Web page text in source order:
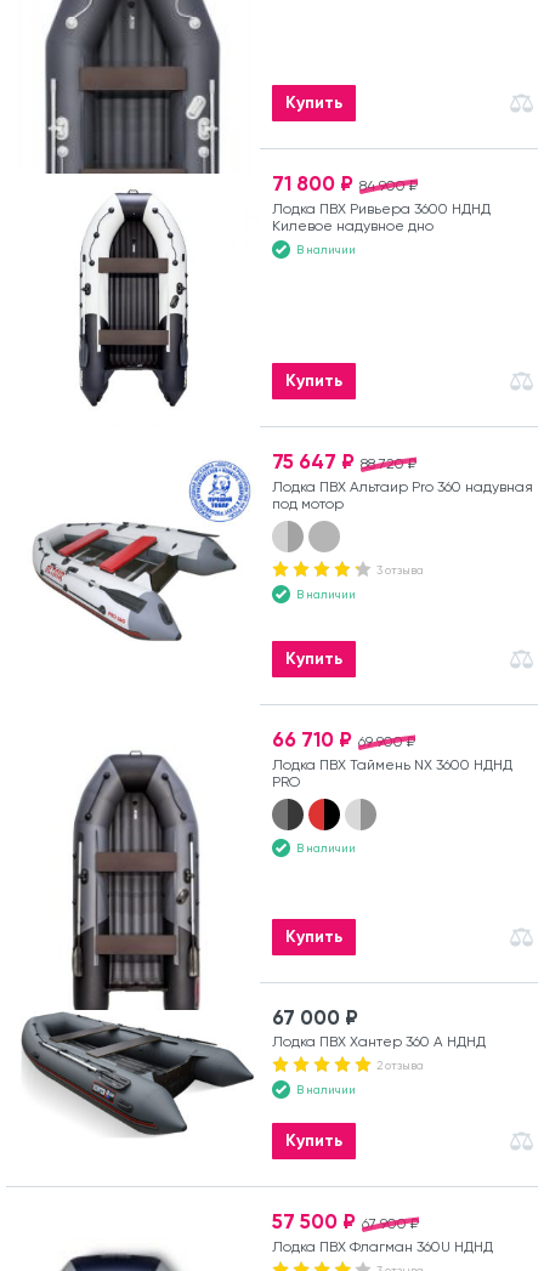
Купить
84 900 ₽
71 800 ₽
Лодка ПВХ Ривьера 3600 НДНД
Килевое надувное дно
В наличии
Купить
88 720 ₽
75 647 ₽
Лодка ПВХ Альтаир Pro 360 надувная
под мотор
3 отзыва
В наличии
Купить
69 900 ₽
66 710 ₽
Лодка ПВХ Таймень NX 3600 НДНД
PRO
В наличии
Купить
67 000 ₽
Лодка ПВХ Хантер 360 А НДНД
2 отзыва
В наличии
Купить
67 900 ₽
57 500 ₽
Лодка ПВХ Флагман 360U НДНД